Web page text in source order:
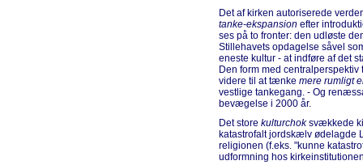
Det af kirken autoriserede
tanke-ekspansion efter
ses på to fronter: den udløste
Stillehavets opdagelse såvel
eneste kultur - at indføre af det
Den form med
videre til at tænke mere rumligt
vestlige tankegang. - Og
bevægelse i 2000 år.
Det store kulturchoksvækkede
katastrofalt jordskælv ødelagde
religionen (f.eks. "kunne
udformning hos